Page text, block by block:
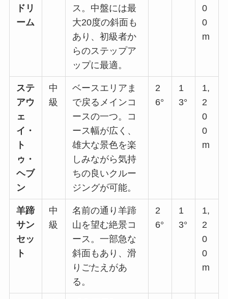
ドリ
ーム
ス。中盤には最
大20度の斜面も
あり、初級者か
らのステップア
ップに最適。
0
0
m
ステ
アウ
ェ
イ・
ト
ゥ・
ヘブ
ン
中
級
ベースエリアま
で戻るメインコ
ースの一つ。コ
ース幅が広く、
雄大な景色を楽
しみながら気持
ちの良いクルー
ジングが可能。
2
6°
1
3°
1,
2
0
0
m
羊蹄
サン
セッ
ト
中
級
名前の通り羊蹄
山を望む絶景コ
ース。一部急な
斜面もあり、滑
りごたえがあ
る。
2
6°
1
3°
1,
2
0
0
m